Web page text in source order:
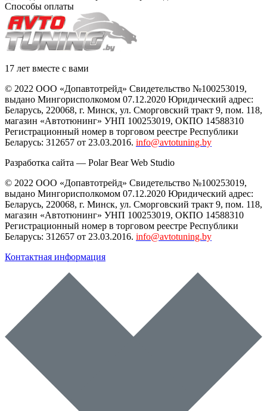
Способы оплаты
17 лет вместе с вами
© 2022 ООО «Допавтотрейд» Свидетельство №100253019,
выдано Мингорисполкомом 07.12.2020 Юридический адрес:
Беларусь, 220068, г. Минск, ул. Сморговский тракт 9, пом. 118,
магазин «Автотюнинг» УНП 100253019, ОКПО 14588310
Регистрационный номер в торговом реестре Республики
Беларусь: 312657 от 23.03.2016. info@avtotuning.by
Разработка сайта — Polar Bear Web Studio
© 2022 ООО «Допавтотрейд» Свидетельство №100253019,
выдано Мингорисполкомом 07.12.2020 Юридический адрес:
Беларусь, 220068, г. Минск, ул. Сморговский тракт 9, пом. 118,
магазин «Автотюнинг» УНП 100253019, ОКПО 14588310
Регистрационный номер в торговом реестре Республики
Беларусь: 312657 от 23.03.2016. info@avtotuning.by
Контактная информация